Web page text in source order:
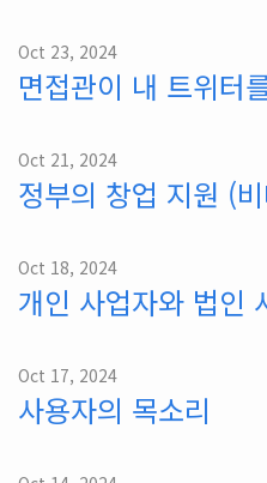
Oct 23, 2024
면접관이 내 트위터
Oct 21, 2024
정부의 창업 지원 (
Oct 18, 2024
개인 사업자와 법인
Oct 17, 2024
사용자의 목소리